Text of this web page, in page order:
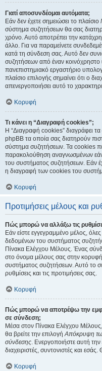
Γιατί αποσυνδέομαι αυτόματα;
Εάν δεν έχετε σημειώσει το πλαίσιο
σύστημα συζητήσεων θα σας
χρόνο. Αυτό αποτρέπει την
άλλο. Για να παραμείνετε
κατά τη σύνδεση σας. Αυτό δεν
συζητήσεων από έναν
πανεπιστημιακό εργαστήριο
πλαίσιο επιλογής σημαίνει ότι ο
απενεργοποιήσει αυτό το
Κορυφή
Τι κάνει η “Διαγραφή cookies”;
Η “Διαγραφή cookies” διαγράφει
phpBB τα οποία σας διατηρούν
σύστημα συζητήσεων. Τα cookies
παρακολούθηση αναγνωσμένων εάν
του συστήματος συζητήσεων. Εάν
η διαγραφή των cookies του
Κορυφή
Προτιμήσεις μέλους και
Πώς μπορώ να αλλάξω τις
Εάν είστε εγγεγραμμένο μέλος,
δεδομένων του συστήματος
Πίνακα Ελέγχου Μέλους. Ένας
στο όνομα μέλους σας στην
συστήματος συζητήσεων. Αυτό το
ρυθμίσεις και τις προτιμήσεις σας.
Κορυφή
Πώς μπορώ να αποτρέψω την
σε σύνδεση;
Μέσα στον Πίνακα Ελέγχου
θα βρείτε την επιλογήΑπόκρυψη
σύνδεσης. Ενεργοποιήστε αυτή την
διαχειριστές, συντονιστές και
Κορυφή